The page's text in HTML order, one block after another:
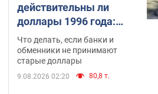
действительны ли
доллары 1996 года:
принимают ли
обменники и банки
такие купюры
Что делать, если банки и
обменники не принимают
старые доллары
9.08.2026 02:20 80,8 т.